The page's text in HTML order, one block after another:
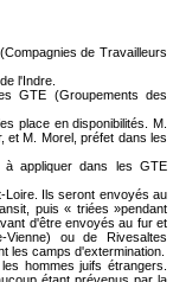
de Travailleurs
l'Indre.
GTE (Groupements des
place en disponibilités. M.
et M. Morel, préfet dans les
appliquer dans les GTE
Loire. Ils seront envoyés au
puis « triées »pendant
d'être envoyés au fur et
ou de Rivesaltes
les camps d'extermination.
hommes juifs étrangers.
étant prévenus par la